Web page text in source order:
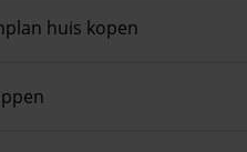
huis kopen